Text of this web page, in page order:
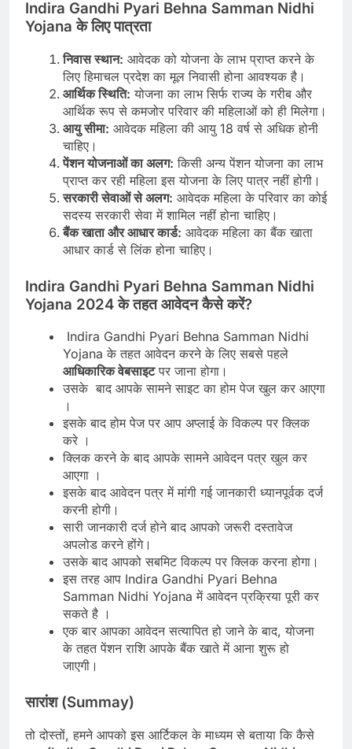
Indira Gandhi Pyari Behna Samman Nidhi
Yojana के लिए पात्रता
निवास स्थान: आवेदक को योजना के लाभ प्राप्त करने के
लिए हिमाचल प्रदेश का मूल निवासी होना आवश्यक है।
आर्थिक स्थिति: योजना का लाभ सिर्फ राज्य के गरीब और
आर्थिक रूप से कमजोर परिवार की महिलाओं को ही मिलेगा।
आयु सीमा: आवेदक महिला की आयु 18 वर्ष से अधिक होनी
चाहिए।
पेंशन योजनाओं का अलग: किसी अन्य पेंशन योजना का लाभ
प्राप्त कर रही महिला इस योजना के लिए पात्र नहीं होगी।
सरकारी सेवाओं से अलग: आवेदक महिला के परिवार का कोई
सदस्य सरकारी सेवा में शामिल नहीं होना चाहिए।
बैंक खाता और आधार कार्ड: आवेदक महिला का बैंक खाता
आधार कार्ड से लिंक होना चाहिए।
Indira Gandhi Pyari Behna Samman Nidhi
Yojana 2024 के तहत आवेदन कैसे करें?
Indira Gandhi Pyari Behna Samman Nidhi
Yojana के तहत आवेदन करने के लिए सबसे पहले
आधिकारिक वेबसाइटपर जाना होगा।
उसके बाद आपके सामने साइट का होम पेज खुल कर आएगा
।
इसके बाद होम पेज पर आप अप्लाई के विकल्प पर क्लिक
करे ।
क्लिक करने के बाद आपके सामने आवेदन पत्र खुल कर
आएगा ।
इसके बाद आवेदन पत्र में मांगी गई जानकारी ध्यानपूर्वक दर्ज
करनी होगी।
सारी जानकारी दर्ज होने बाद आपको जरूरी दस्तावेज
अपलोड करने होंगे।
उसके बाद आपको सबमिट विकल्प पर क्लिक करना होगा।
इस तरह आप Indira Gandhi Pyari Behna
Samman Nidhi Yojana में आवेदन प्रक्रिया पूरी कर
सकते है ।
एक बार आपका आवेदन सत्यापित हो जाने के बाद, योजना
के तहत पेंशन राशि आपके बैंक खाते में आना शुरू हो
जाएगी।
सारांश (Summay)
तो दोस्तों, हमने आपको इस आर्टिकल के माध्यम से बताया कि कैसे